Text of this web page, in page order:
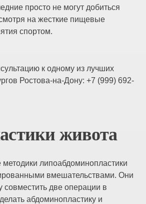
просто не могут добиться
на жесткие пищевые
спортом.
к одному из лучших
Ростова-на-Дону: +7 (999) 692-
живота
липоабдоминопластики
вмешательствами. Они
совместить две операции в
абдоминопластику и